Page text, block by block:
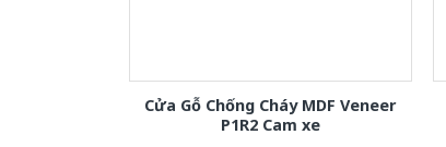
Cửa Gỗ Chống Cháy MDF Veneer
P1R2 Cam xe